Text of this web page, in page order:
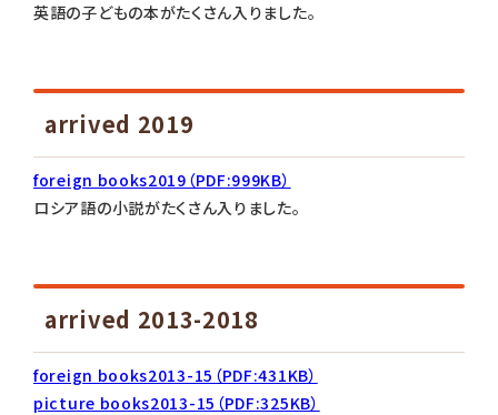
英語の子どもの本がたくさん入りました。
arrived 2019
foreign books2019（PDF:999KB）
ロシア語の小説がたくさん入りました。
arrived 2013-2018
foreign books2013-15（PDF:431KB）
picture books2013-15（PDF:325KB）